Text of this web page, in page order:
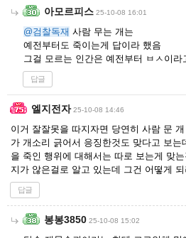
아모르피스 25-10-08 16:01
@검찰독재 사람 무는 개는
예전부터도 죽이는게 답이라 했음
그걸 모르는 인간은 예전부터 ㅂㅅ이라
답글
엘지전자 25-10-08 14:46
이거 잘잘못을 따지자면 당연히 사람 문
가 개소리 긁어서 응징한것도 맞다고 보는
을 죽인 행위에 대해서는 따로 보는게 맞
지가 않은걸로 알고 있는데 그건 어떻게
답글
봉봉3850 25-10-08 15:02